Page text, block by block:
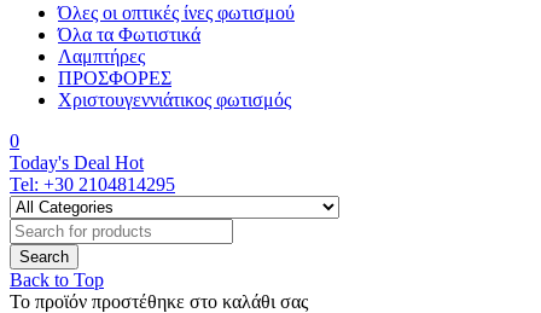
Όλες οι οπτικές ίνες φωτισμού
Όλα τα Φωτιστικά
Λαμπτήρες
ΠΡΟΣΦΟΡΕΣ
Χριστουγεννιάτικος φωτισμός
0
Today's Deal Hot
Tel: +30 2104814295
Back to Top
Το προϊόν προστέθηκε στο καλάθι σας